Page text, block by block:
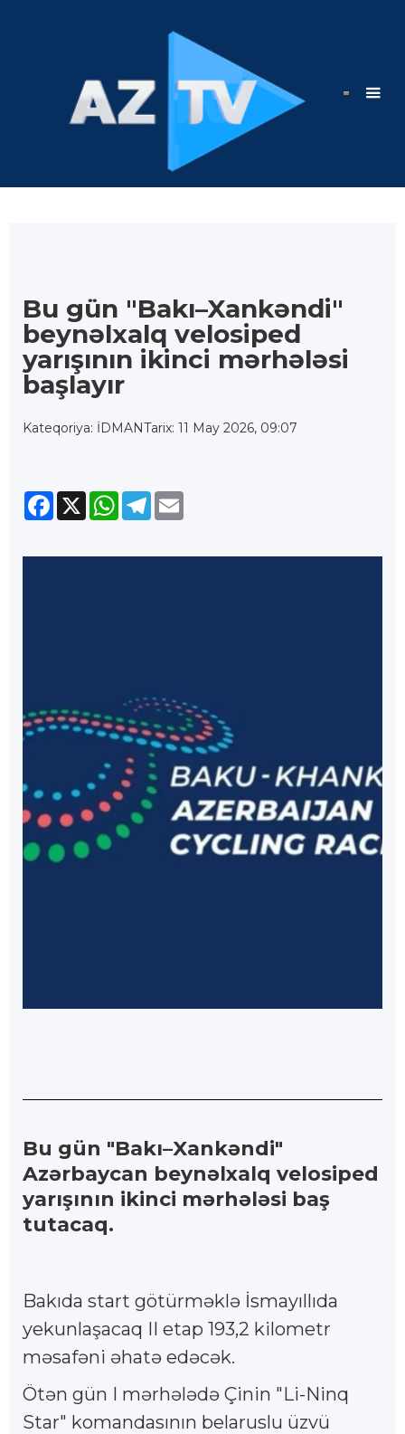
Bu gün "Bakı–Xankəndi"
beynəlxalq velosiped
yarışının ikinci mərhələsi
başlayır
Kateqoriya: İDMANTarix: 11 May 2026, 09:07
Facebook
X WhatsApp
Telegram
Bu gün "Bakı–Xankəndi"
Azərbaycan beynəlxalq velosiped
yarışının ikinci mərhələsi baş
tutacaq.
Bakıda start götürməklə İsmayıllıda
yekunlaşacaq II etap 193,2 kilometr
məsafəni əhatə edəcək.
Ötən gün I mərhələdə Çinin "Li-Ninq
Star" komandasının belaruslu üzvü